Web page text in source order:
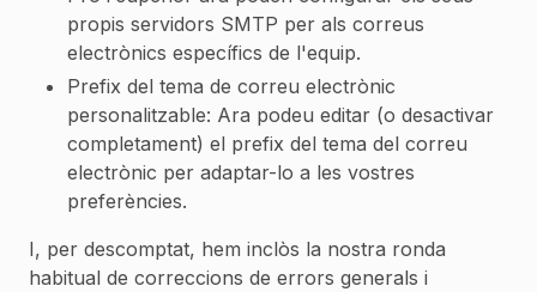
propis servidors SMTP per als correus
electrònics específics de l'equip.
Prefix del tema de correu electrònic
personalitzable: Ara podeu editar (o desactivar
completament) el prefix del tema del correu
electrònic per adaptar-lo a les vostres
preferències.
I, per descomptat, hem inclòs la nostra ronda
habitual de correccions de errors generals i